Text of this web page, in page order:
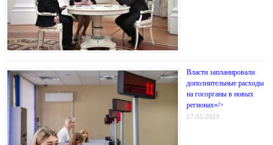
Власти запланировали
дополнительные расходы
на госорганы в новых
регионах»/>
17.05.2023